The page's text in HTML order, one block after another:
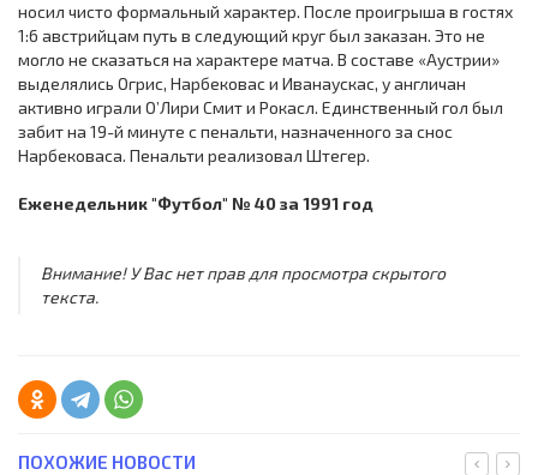
носил чисто формальный характер. После проигрыша в гостях
1:6 австрийцам путь в следующий круг был заказан. Это не
могло не сказаться на характере матча. В составе «Аустрии»
выделялись Огрис, Нарбековас и Иванаускас, у англичан
активно играли О’Лири Смит и Рокасл. Единственный гол был
забит на 19-й минуте с пенальти, назначенного за снос
Нарбековаса. Пенальти реализовал Штегер.
Еженедельник "Футбол" № 40 за 1991 год
Внимание! У Вас нет прав для просмотра скрытого
текста.
ПОХОЖИЕ НОВОСТИ